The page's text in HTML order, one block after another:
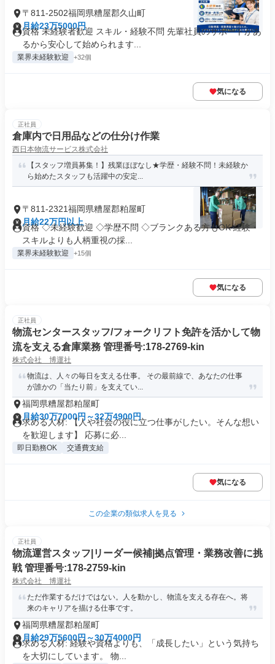
〒811-2502福岡県糟屋郡久山町
月給23万5000円
資格 未経験者歓迎 スキル・経験不問 先輩社員のサポートがあ
るから安心して始められます...
業界未経験歓迎 +32個
気になる
正社員
倉庫内で日用品などの仕分け作業
西日本物流サービス株式会社
【スタッフ増員募集！】残業ほぼなし★学歴・経験不問！未経験か
ら始めたスタッフも活躍中の安定...
〒811-2321福岡県糟屋郡粕屋町
月給22万円以上
資格 ◇未経験歓迎 ◇学歴不問 ◇ブランクある方もOK 経験・
スキルよりも人柄重視の採...
業界未経験歓迎 +15個
気になる
正社員
物流センタースタッフ/フォークリフト免許を活かして物
流を支える倉庫業務 管理番号:178-2769-kin
株式会社 博運社
物流は、人々の毎日を支える仕事。 その最前線で、あなたの仕事
が誰かの「当たり前」を支えてい...
福岡県糟屋郡粕屋町
月給30万7000円～32万4900円
求める人材: 【人や社会の役に立つ仕事がしたい。そんな想い
を歓迎します】 応募に必...
即日勤務OK 交通費支給
気になる
この企業の類似求人を見る
正社員
物流運営スタッフ|リーダー候補|拠点管理・業務改善に挑
戦 管理番号:178-2759-kin
株式会社 博運社
ただ作業するだけではない。人を動かし、物流を支える存在へ。将
来のキャリアを描ける仕事です。
福岡県糟屋郡粕屋町
月給29万5600円～30万4000円
求める人材: 経験や資格よりも、「成長したい」という気持ち
を大切にしています。 物...